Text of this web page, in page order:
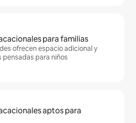
para familias
ofrecen espacio adicional y
para niños
aptos para